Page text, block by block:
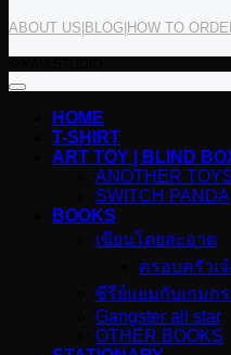
ABOUT US BLOG HOW TO
HOME
T-SHIRT
ART TOY | BLIND
ANOTHER
SWITCH PANDA
BOOKS
เขียนโดยสะอาด
ครอบครัวเจ๋
ซีรีย์แยมกับเกมก
Gangster all star
OTHER BOOKS